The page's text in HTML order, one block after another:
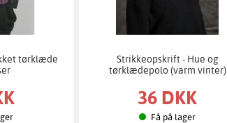
tørklæde
Strikkeopskrift - Hue og
tørklædepolo (varm vinter)
36 DKK
Få på lager